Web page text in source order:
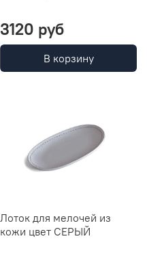
3120 руб
В корзину
Лоток для мелочей из
кожи цвет СЕРЫЙ